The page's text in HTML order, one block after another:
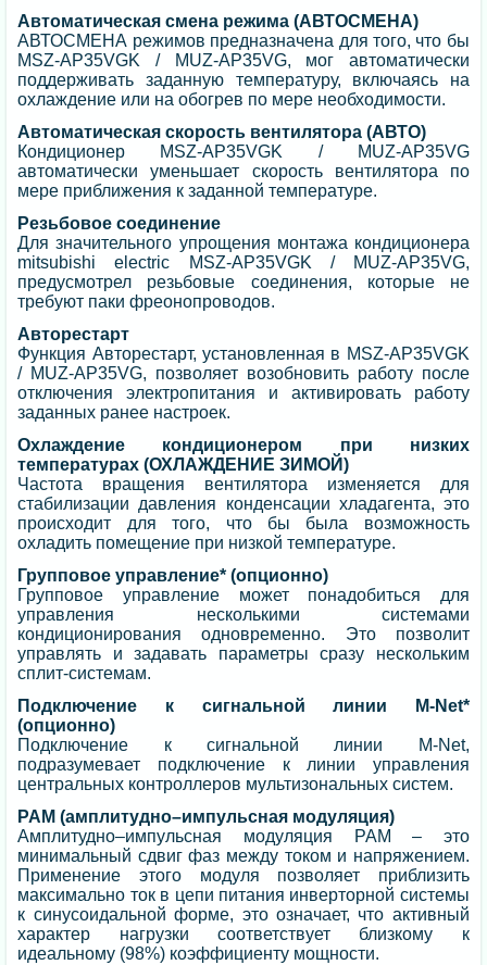
Автоматическая смена режима (АВТОСМЕНА)
АВТОСМЕНА режимов предназначена для того, что бы
MSZ-AP35VGK / MUZ-AP35VG, мог автоматически
поддерживать заданную температуру, включаясь на
охлаждение или на обогрев по мере необходимости.
Автоматическая скорость вентилятора (АВТО)
Кондиционер MSZ-AP35VGK / MUZ-AP35VG
автоматически уменьшает скорость вентилятора по
мере приближения к заданной температуре.
Резьбовое соединение
Для значительного упрощения монтажа кондиционера
mitsubishi electric MSZ-AP35VGK / MUZ-AP35VG,
предусмотрел резьбовые соединения, которые не
требуют паки фреонопроводов.
Авторестарт
Функция Авторестарт, установленная в MSZ-AP35VGK
/ MUZ-AP35VG, позволяет возобновить работу после
отключения электропитания и активировать работу
заданных ранее настроек.
Охлаждение кондиционером при низких
температурах (ОХЛАЖДЕНИЕ ЗИМОЙ)
Частота вращения вентилятора изменяется для
стабилизации давления конденсации хладагента, это
происходит для того, что бы была возможность
охладить помещение при низкой температуре.
Групповое управление* (опционно)
Групповое управление может понадобиться для
управления несколькими системами
кондиционирования одновременно. Это позволит
управлять и задавать параметры сразу нескольким
сплит-системам.
Подключение к сигнальной линии M-Net*
(опционно)
Подключение к сигнальной линии M-Net,
подразумевает подключение к линии управления
центральных контроллеров мультизональных систем.
PAM (амплитудно–импульсная модуляция)
Амплитудно–импульсная модуляция PAM – это
минимальный сдвиг фаз между током и напряжением.
Применение этого модуля позволяет приблизить
максимально ток в цепи питания инверторной системы
к синусоидальной форме, это означает, что активный
характер нагрузки соответствует близкому к
идеальному (98%) коэффициенту мощности.